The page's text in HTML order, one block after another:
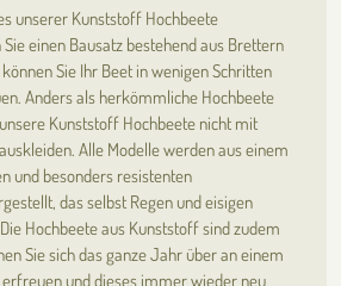
unserer Kunststoff Hochbeete
einen Bausatz bestehend aus Brettern
Sie Ihr Beet in wenigen Schritten
Anders als herkömmliche Hochbeete
Kunststoff Hochbeete nicht mit
Alle Modelle werden aus einem
und besonders resistenten
das selbst Regen und eisigen
Hochbeete aus Kunststoff sind zudem
Sie sich das ganze Jahr über an einem
und dieses immer wieder neu